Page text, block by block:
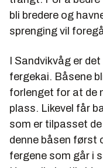
bli bredere og
sprenging vil
I Sandvikvåg er
fergekai. Båsene
forlenget for at de
plass. Likevel får
som er tilpasset
denne båsen først
fergene som går i